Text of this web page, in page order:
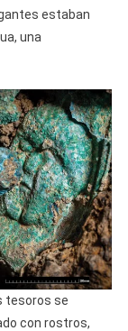
estaban
una
tesoros se
con rostros,